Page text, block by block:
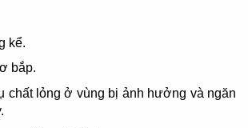
kể.
bắp.
chất lỏng ở vùng bị ảnh hưởng và ngăn